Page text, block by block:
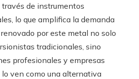
de instrumentos
lo que amplifica la demanda
por este metal no solo
tradicionales, sino
profesionales y empresas
ven como una alternativa